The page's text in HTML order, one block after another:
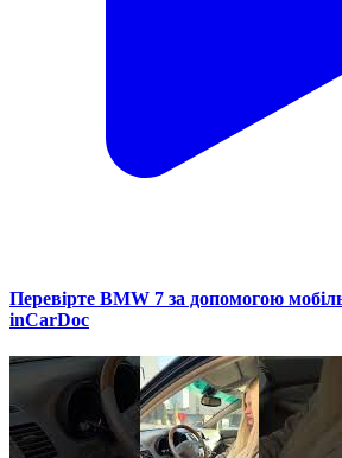
Перевірте BMW 7 за допомогою
inCarDoc